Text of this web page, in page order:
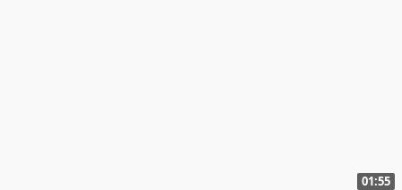
01:55